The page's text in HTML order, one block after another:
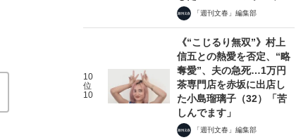
「週刊文春」編集部
10
位
10
《“こじるり無双”》村上
信五との熱愛を否定、“略
奪愛”、夫の急死…1万円
茶専門店を赤坂に出店し
た小島瑠璃子（32）「苦
しんでます」
「週刊文春」編集部